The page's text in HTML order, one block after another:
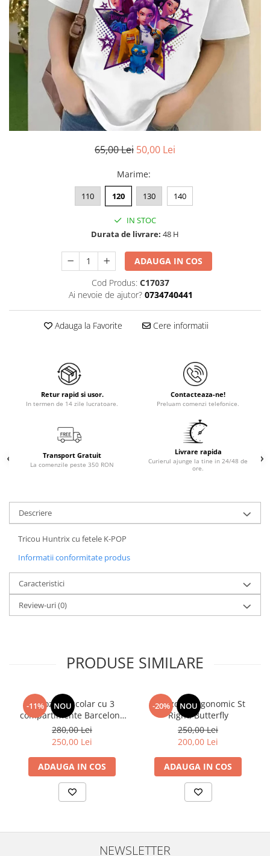
65,00 Lei 50,00 Lei
Marime:
110 120 130 140
IN STOC
Durata de livrare: 48 H
ADAUGA IN COS
Cod Produs: C17037
Ai nevoie de ajutor? 0734740441
Adauga la Favorite Cere informatii
Retur rapid si usor.
In termen de 14 zile lucratoare.
Contacteaza-ne!
Preluam comenzi telefonice.
Transport Gratuit
La comenzile peste 350 RON
Livrare rapida
Curierul ajunge la tine in 24/48 de
ore.
Descriere
Tricou Huntrix cu fetele K-POP
Informatii conformitate produs
Caracteristici
Review-uri(0)
PRODUSE SIMILARE
-11% NOU
Ghiozdan școlar cu 3
compartimente Barcelona
AB340 Astrabag
albastru/rosu
280,00 Lei
250,00 Lei
ADAUGA IN COS
-20% NOU
Ghiozdan ergonomic St
Right, Butterfly
250,00 Lei
200,00 Lei
ADAUGA IN COS
NEWSLETTER